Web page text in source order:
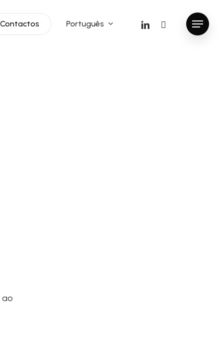
Contactos Português linkedininstagram Menu
ao